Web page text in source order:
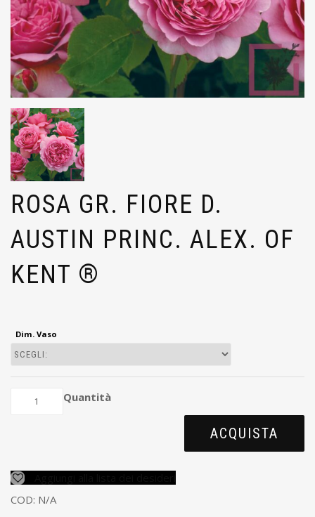
ROSA GR. FIORE D.
AUSTIN PRINC. ALEX. OF
KENT ®
Dim. Vaso
Quantità
ACQUISTA
COD: N/A